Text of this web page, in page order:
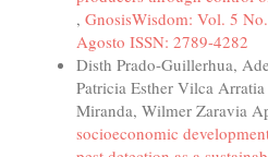
, GnosisWisdom: Vol. 5
Agosto ISSN: 2789-4282
Disth Prado-Guillerhua,
Patricia Esther Vilca
Miranda, Wilmer Zaravia
socioeconomic